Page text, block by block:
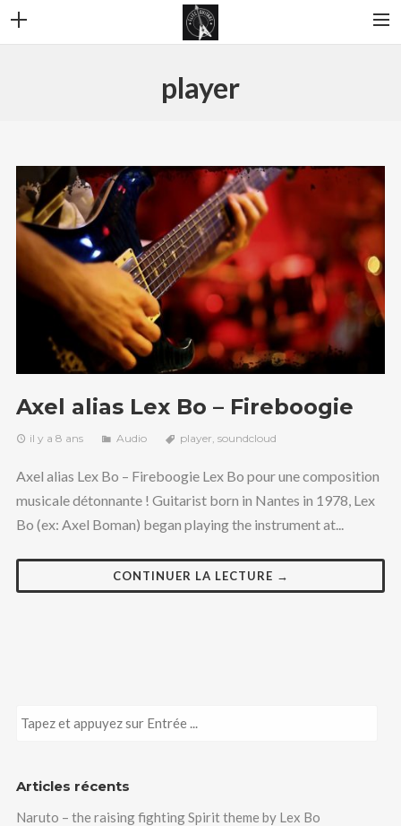
VIDEOS
CONTACT
RECHERCHE
player
Axel alias Lex Bo – Fireboogie
il y a 8 ans Audio player soundcloud
Axel alias Lex Bo – Fireboogie Lex Bo pour une composition
musicale détonnante ! Guitarist born in Nantes in 1978, Lex
Bo (ex: Axel Boman) began playing the instrument at...
CONTINUER LA LECTURE →
Articles récents
Naruto – the raising fighting Spirit theme by Lex Bo